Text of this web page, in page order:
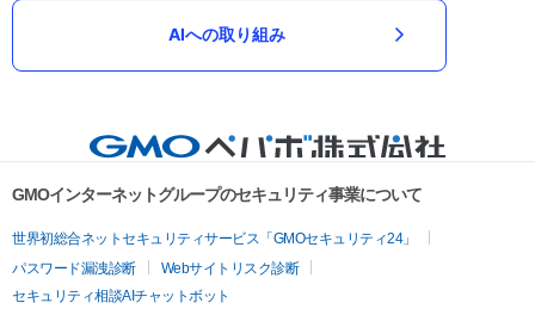
AIへの取り組み
GMOインターネットグループのセキュリティ事業について
世界初総合ネットセキュリティサービス「GMOセキュリティ24」
パスワード漏洩診断
Webサイトリスク診断
セキュリティ相談AIチャットボット